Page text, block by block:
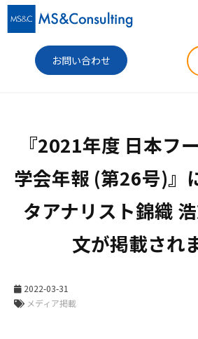
お問い合わせ
セミナー
導入事例
コラム
『2021年度 日本フ
学会年報 (第26号)』
タアナリスト錦織
文が掲載され
2022-03-31
メディア掲載